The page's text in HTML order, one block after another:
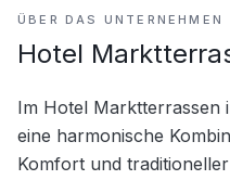
ÜBER DAS UNTERNEHMEN
Hotel
Im Hotel Marktterrassen
eine harmonische
Komfort und